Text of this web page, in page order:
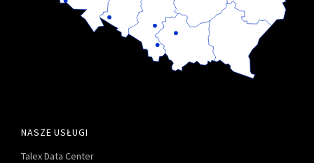
NASZE USŁUGI
Talex Data Center